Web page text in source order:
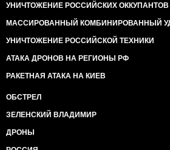
УНИЧТОЖЕНИЕ РОССИЙСКИХ ОККУПАНТОВ
МАССИРОВАННЫЙ КОМБИНИРОВАННЫЙ
УНИЧТОЖЕНИЕ РОССИЙСКОЙ ТЕХНИКИ
АТАКА ДРОНОВ НА РЕГИОНЫ РФ
РАКЕТНАЯ АТАКА НА КИЕВ
ОБСТРЕЛ
ЗЕЛЕНСКИЙ ВЛАДИМИР
ДРОНЫ